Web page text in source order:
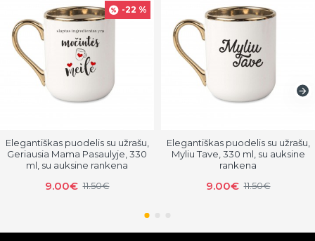
-22 %
Elegantiškas puodelis su užrašu,
Geriausia Mama Pasaulyje, 330
ml, su auksine rankena
9.00€ 11.50€
Elegantiškas puodelis su užrašu,
Myliu Tave, 330 ml, su auksine
rankena
9.00€ 11.50€